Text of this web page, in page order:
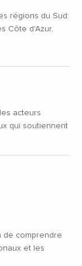
régions du Sud:
Côte d'Azur,
de comprendre
et les
acteurs
qui soutiennent